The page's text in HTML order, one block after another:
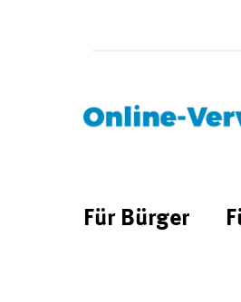
Für Bürger